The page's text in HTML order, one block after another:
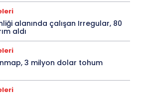
alanında çalışan Irregular, 80
aldı
3 milyon dolar tohum